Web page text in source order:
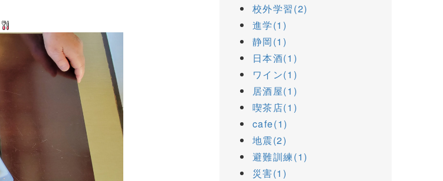
校外学習(2)
進学(1)
静岡(1)
日本酒(1)
ワイン(1)
居酒屋(1)
喫茶店(1)
cafe(1)
地震(2)
避難訓練(1)
災害(1)